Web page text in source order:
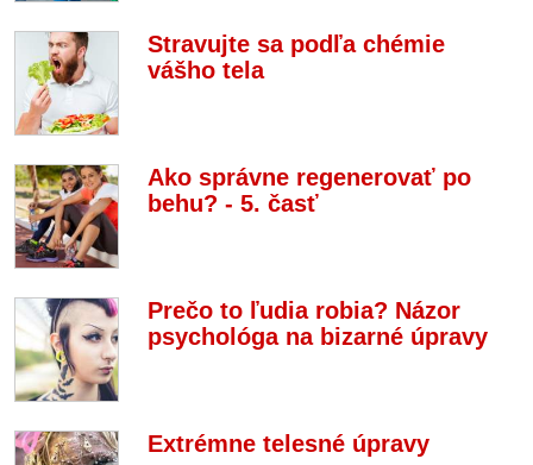
Stravujte sa podľa chémie
vášho tela
Ako správne regenerovať po
behu? - 5. časť
Prečo to ľudia robia? Názor
psychológa na bizarné úpravy
Extrémne telesné úpravy